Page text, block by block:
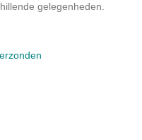
gelegenheden.